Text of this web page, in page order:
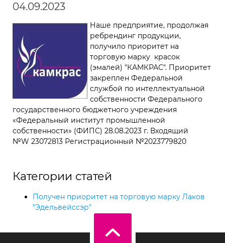
04.09.2023
Наше предприятие, продолжая
ребрендинг продукции,
получило приоритет на
торговую марку красок
(эмалей) "КАМКРАС". Приоритет
закреплен Федеральной
службой по интеллектуальной
собственности Федерального
государственного бюджетного учреждения
«Федеральный институт промышленной
собственности» (ФИПС) 28.08.2023 г. Входящий
№W 23072813 Регистрационный №2023779820
Категории статей
Получен приоритет на торговую марку Лаков
"Эдельвейссэр"